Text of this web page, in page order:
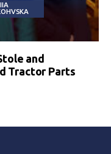
and
Tractor Parts